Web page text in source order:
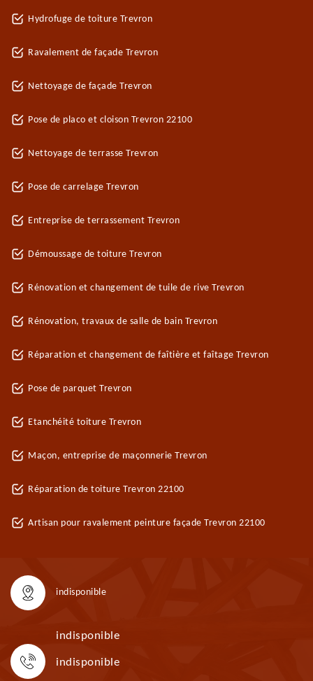
Hydrofuge de toiture Trevron
Ravalement de façade Trevron
Nettoyage de façade Trevron
Pose de placo et cloison Trevron 22100
Nettoyage de terrasse Trevron
Pose de carrelage Trevron
Entreprise de terrassement Trevron
Démoussage de toiture Trevron
Rénovation et changement de tuile de rive Trevron
Rénovation, travaux de salle de bain Trevron
Réparation et changement de faîtière et faîtage Trevron
Pose de parquet Trevron
Etanchéité toiture Trevron
Maçon, entreprise de maçonnerie Trevron
Réparation de toiture Trevron 22100
Artisan pour ravalement peinture façade Trevron 22100
indisponible
indisponible
indisponible